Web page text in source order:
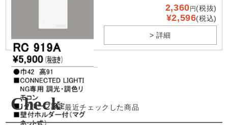
2,360 円 (税抜)
¥2,596(税込)
> 詳細
Check 最近チェックした商品